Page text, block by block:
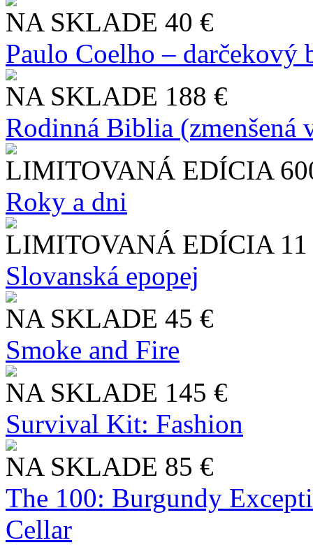
NA SKLADE 40 €
Paulo Coelho – darčekový
NA SKLADE 188 €
Rodinná Biblia (zmenšená
LIMITOVANÁ EDÍCIA
Roky a dni
LIMITOVANÁ EDÍCIA
Slo​vanská epopej
NA SKLADE 45 €
Smoke and Fire
NA SKLADE 145 €
Survival Kit: Fashion
NA SKLADE 85 €
The 100: Burgundy
Cellar